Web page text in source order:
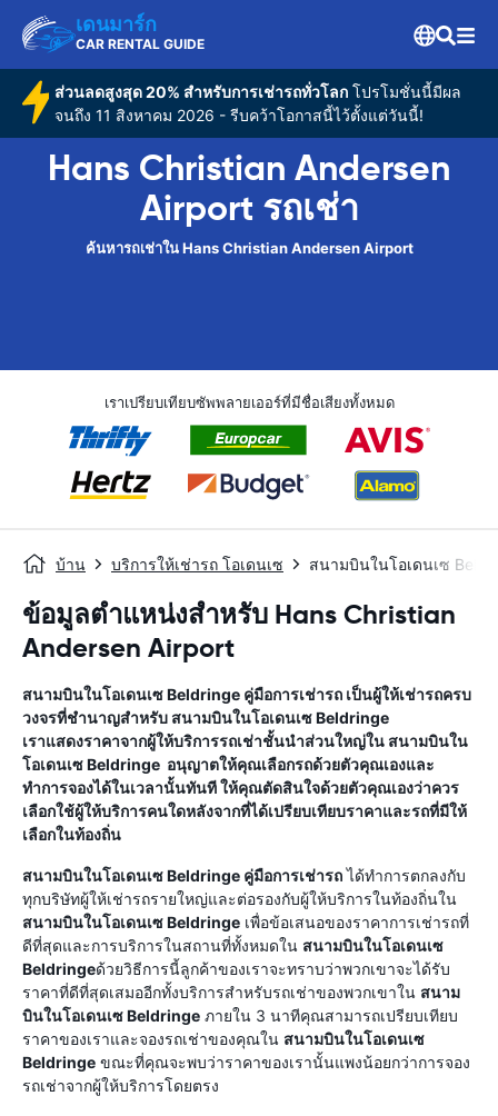
เดนมาร์ก
CAR RENTAL GUIDE
ส่วนลดสูงสุด 20% สำหรับการเช่ารถทั่วโลกโปรโมชั่นนี้มีผล
จนถึง 11 สิงหาคม 2026 - รีบคว้าโอกาสนี้ไว้ตั้งแต่วันนี้!
Hans Christian Andersen
Airport รถเช่า
ค้นหารถเช่าใน Hans Christian Andersen Airport
เราเปรียบเทียบซัพพลายเออร์ที่มีชื่อเสียงทั้งหมด
บ้าน บริการให้เช่ารถ โอเดนเซ สนามบินในโอเดนเซ
ข้อมูลตำแหน่งสำหรับ Hans Christian
Andersen Airport
สนามบินในโอเดนเซ Beldringe คู่มือการเช่ารถ เป็นผู้ให้เช่ารถครบ
วงจรที่ชำนาญสำหรับ สนามบินในโอเดนเซ Beldringe
เราแสดงราคาจากผู้ให้บริการรถเช่าชั้นนำส่วนใหญ่ใน สนามบินใน
โอเดนเซ Beldringe อนุญาตให้คุณเลือกรถด้วยตัวคุณเองและ
ทำการจองได้ในเวลานั้นทันที ให้คุณตัดสินใจด้วยตัวคุณเองว่าควร
เลือกใช้ผู้ให้บริการคนใดหลังจากที่ได้เปรียบเทียบราคาและรถที่มีให้
เลือกในท้องถิ่น
สนามบินในโอเดนเซ Beldringe คู่มือการเช่ารถได้ทำการตกลงกับ
ทุกบริษัทผู้ให้เช่ารถรายใหญ่และต่อรองกับผู้ให้บริการในท้องถิ่นใน
สนามบินในโอเดนเซ Beldringe เพื่อข้อเสนอของราคาการเช่ารถที่
ดีที่สุดและการบริการในสถานที่ทั้งหมดใน สนามบินในโอเดนเซ
Beldringeด้วยวิธีการนี้ลูกค้าของเราจะทราบว่าพวกเขาจะได้รับ
ราคาที่ดีที่สุดเสมออีกทั้งบริการสำหรับรถเช่าของพวกเขาใน สนาม
บินในโอเดนเซ Beldringe ภายใน 3 นาทีคุณสามารถเปรียบเทียบ
ราคาของเราและจองรถเช่าของคุณใน สนามบินในโอเดนเซ
Beldringe ขณะที่คุณจะพบว่าราคาของเรานั้นแพงน้อยกว่าการจอง
รถเช่าจากผู้ให้บริการโดยตรง